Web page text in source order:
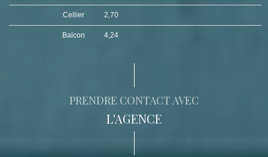
Cellier 2,70
Balcon 4,24
PRENDRE CONTACT AVEC
L'AGENCE